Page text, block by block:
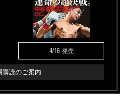
4/16 発売
購読のご案内